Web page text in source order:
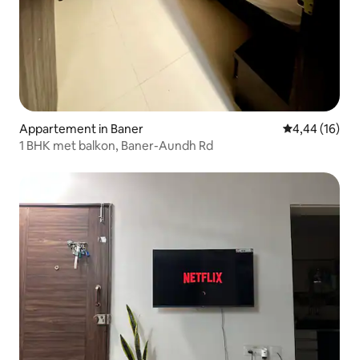
Appartement in Baner Gemiddelde
4,44 (16)
1 BHK met balkon, Baner-Aundh Rd